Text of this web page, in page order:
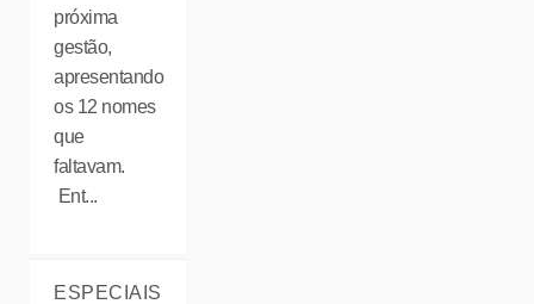
próxima
gestão,
apresentando
os 12 nomes
que
faltavam.
Ent...
ESPECIAIS